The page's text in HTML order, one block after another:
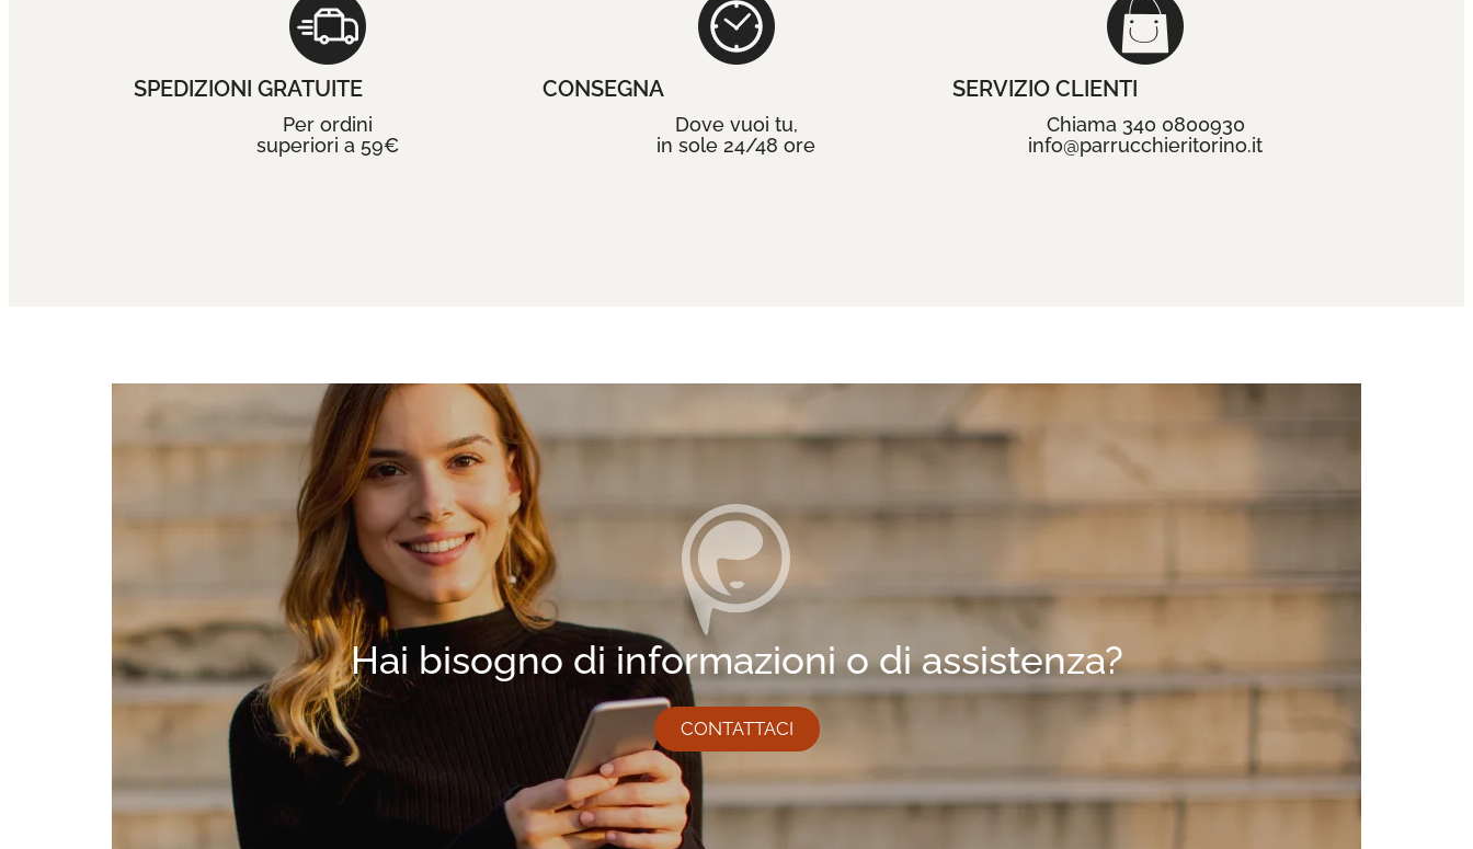
SPEDIZIONI GRATUITE
Per ordini
superiori a 59€
CONSEGNA
Dove vuoi tu,
in sole 24/48 ore
SERVIZIO CLIENTI
Chiama 340 0800930
info@parrucchieritorino.it
Hai bisogno di informazioni o di assistenza?
CONTATTACI